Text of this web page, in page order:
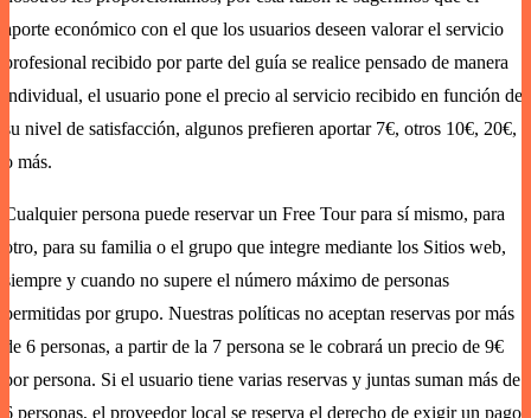
aporte económico con el que los usuarios deseen valorar el servicio
profesional recibido por parte del guía se realice pensado de manera
individual, el usuario pone el precio al servicio recibido en función de
su nivel de satisfacción, algunos prefieren aportar 7€, otros 10€, 20€,
o más.
Cualquier persona puede reservar un Free Tour para sí mismo, para
otro, para su familia o el grupo que integre mediante los Sitios web,
siempre y cuando no supere el número máximo de personas
permitidas por grupo. Nuestras políticas no aceptan reservas por más
de 6 personas, a partir de la 7 persona se le cobrará un precio de 9€
por persona. Si el usuario tiene varias reservas y juntas suman más de
6 personas, el proveedor local se reserva el derecho de exigir un pago